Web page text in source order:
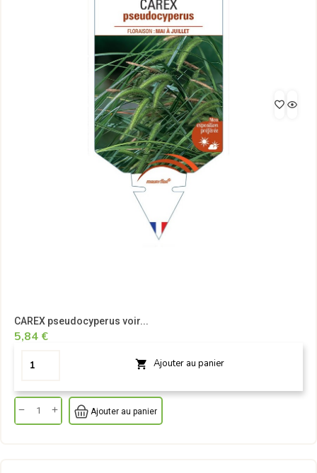
CAREX pseudocyperus voir...
5,84 €
 Ajouter au panier
Ajouter au panier